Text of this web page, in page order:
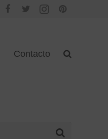
Contacto